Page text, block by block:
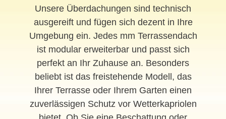
Unsere Überdachungen sind technisch
ausgereift und fügen sich dezent in Ihre
Umgebung ein. Jedes mm Terrassendach
ist modular erweiterbar und passt sich
perfekt an Ihr Zuhause an. Besonders
beliebt ist das freistehende Modell, das
Ihrer Terrasse oder Ihrem Garten einen
zuverlässigen Schutz vor Wetterkapriolen